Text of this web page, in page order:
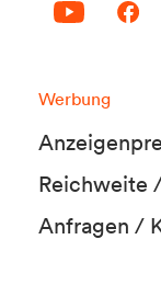
Werbung
Reichweite
Anfragen /